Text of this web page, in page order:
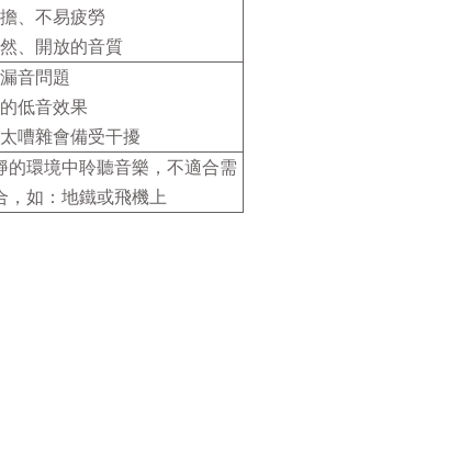
、不易疲勞
、開放的音質
音問題
低音效果
嘈雜會備受干擾
的環境中聆聽音樂，不適合需
，如：地鐵或飛機上